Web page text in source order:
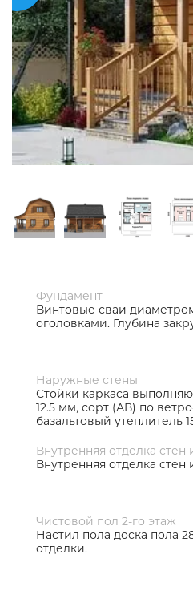
Фундамент
Винтовые сваи
оголовками. Глубина
Наружные стены
Стойки каркаса
12.5 мм, сорт (АВ) по
базальтовый утеплитель
Внутренняя отделка стен
Внутренняя отделка стен
Чистовой пол 2-го этаж
Настил пола доска пола
отделки.